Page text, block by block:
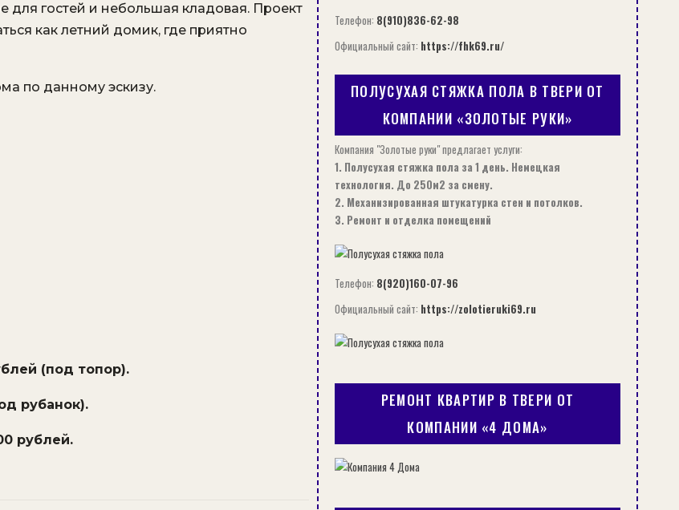
гостей и небольшая кладовая. Проект
как летний домик, где приятно
по данному эскизу.
(под топор).
рубанок).
рублей.
Телефон: 8(910)836-62-98
Официальный сайт: https://fhk69.ru/
ПОЛУСУХАЯ СТЯЖКА ПОЛА В ТВЕРИ ОТ
КОМПАНИИ «ЗОЛОТЫЕ РУКИ»
Компания "Золотые руки" предлагает услуги:
1. Полусухая стяжка пола за 1 день. Немецкая
технология. До 250м2 за смену.
2. Механизированная штукатурка стен и потолков.
3. Ремонт и отделка помещений
Телефон: 8(920)160-07-96
Официальный сайт: https://zolotieruki69.ru
РЕМОНТ КВАРТИР В ТВЕРИ ОТ
КОМПАНИИ «4 ДОМА»